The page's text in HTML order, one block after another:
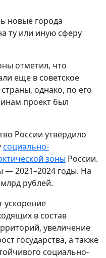
новые города
ту или иную сферу
отметил, что
еще в советское
однако, по его
проект был
России утвердило
социально-
зоны России.
— 2021–2024 годы. На
рублей.
ускорение
в состав
увеличение
государства, а также
социально-